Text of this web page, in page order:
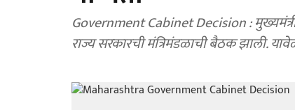
Government Cabinet Decision :
राज्य सरकारची मंत्रिमंडळाची बैठक झाली.